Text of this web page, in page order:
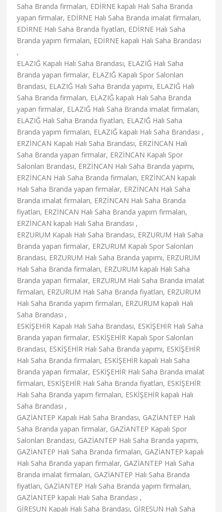
Saha Branda firmaları, EDİRNE kapalı Halı Saha Branda
yapan firmalar, EDİRNE Halı Saha Branda imalat firmaları,
EDİRNE Halı Saha Branda fiyatları, EDİRNE Halı Saha
Branda yapım firmaları, EDİRNE kapalı Halı Saha Brandası
,
ELAZIĞ Kapalı Halı Saha Brandası, ELAZIĞ Halı Saha
Branda yapan firmalar, ELAZIĞ Kapalı Spor Salonları
Brandası, ELAZIĞ Halı Saha Branda yapımı, ELAZIĞ Halı
Saha Branda firmaları, ELAZIĞ kapalı Halı Saha Branda
yapan firmalar, ELAZIĞ Halı Saha Branda imalat firmaları,
ELAZIĞ Halı Saha Branda fiyatları, ELAZIĞ Halı Saha
Branda yapım firmaları, ELAZIĞ kapalı Halı Saha Brandası ,
ERZİNCAN Kapalı Halı Saha Brandası, ERZİNCAN Halı
Saha Branda yapan firmalar, ERZİNCAN Kapalı Spor
Salonları Brandası, ERZİNCAN Halı Saha Branda yapımı,
ERZİNCAN Halı Saha Branda firmaları, ERZİNCAN kapalı
Halı Saha Branda yapan firmalar, ERZİNCAN Halı Saha
Branda imalat firmaları, ERZİNCAN Halı Saha Branda
fiyatları, ERZİNCAN Halı Saha Branda yapım firmaları,
ERZİNCAN kapalı Halı Saha Brandası ,
ERZURUM Kapalı Halı Saha Brandası, ERZURUM Halı Saha
Branda yapan firmalar, ERZURUM Kapalı Spor Salonları
Brandası, ERZURUM Halı Saha Branda yapımı, ERZURUM
Halı Saha Branda firmaları, ERZURUM kapalı Halı Saha
Branda yapan firmalar, ERZURUM Halı Saha Branda imalat
firmaları, ERZURUM Halı Saha Branda fiyatları, ERZURUM
Halı Saha Branda yapım firmaları, ERZURUM kapalı Halı
Saha Brandası ,
ESKİŞEHİR Kapalı Halı Saha Brandası, ESKİŞEHİR Halı Saha
Branda yapan firmalar, ESKİŞEHİR Kapalı Spor Salonları
Brandası, ESKİŞEHİR Halı Saha Branda yapımı, ESKİŞEHİR
Halı Saha Branda firmaları, ESKİŞEHİR kapalı Halı Saha
Branda yapan firmalar, ESKİŞEHİR Halı Saha Branda imalat
firmaları, ESKİŞEHİR Halı Saha Branda fiyatları, ESKİŞEHİR
Halı Saha Branda yapım firmaları, ESKİŞEHİR kapalı Halı
Saha Brandası ,
GAZİANTEP Kapalı Halı Saha Brandası, GAZİANTEP Halı
Saha Branda yapan firmalar, GAZİANTEP Kapalı Spor
Salonları Brandası, GAZİANTEP Halı Saha Branda yapımı,
GAZİANTEP Halı Saha Branda firmaları, GAZİANTEP kapalı
Halı Saha Branda yapan firmalar, GAZİANTEP Halı Saha
Branda imalat firmaları, GAZİANTEP Halı Saha Branda
fiyatları, GAZİANTEP Halı Saha Branda yapım firmaları,
GAZİANTEP kapalı Halı Saha Brandası ,
GİRESUN Kapalı Halı Saha Brandası, GİRESUN Halı Saha